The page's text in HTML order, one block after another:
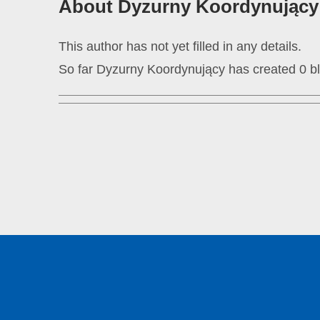
About Dyzurny Koordynujący
This author has not yet filled in any details.
So far Dyzurny Koordynujący has created 0